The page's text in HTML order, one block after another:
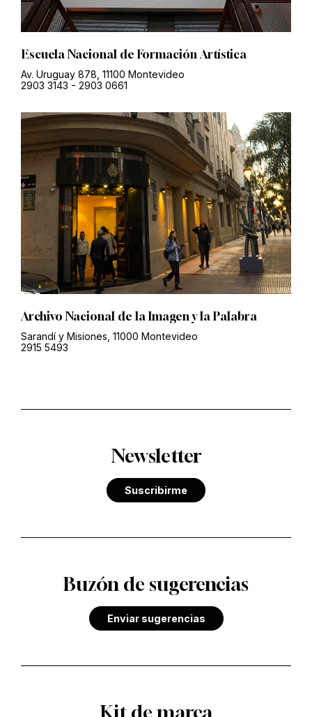
Escuela Nacional de Formación Artística
Av. Uruguay 878, 11100 Montevideo
2903 3143 - 2903 0661
Archivo Nacional de la Imagen y la Palabra
Sarandí y Misiones, 11000 Montevideo
2915 5493
Newsletter
Suscribirme
Buzón de sugerencias
Enviar sugerencias
Kit de marca